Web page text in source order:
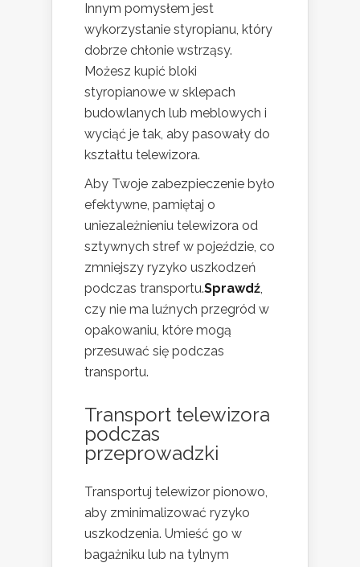
Innym pomysłem jest
wykorzystanie styropianu, który
dobrze chłonie wstrząsy.
Możesz kupić bloki
styropianowe w sklepach
budowlanych lub meblowych i
wyciąć je tak, aby pasowały do
kształtu telewizora.
Aby Twoje zabezpieczenie było
efektywne, pamiętaj o
uniezależnieniu telewizora od
sztywnych stref w pojeździe, co
zmniejszy ryzyko uszkodzeń
podczas transportu.Sprawdź,
czy nie ma luźnych przegród w
opakowaniu, które mogą
przesuwać się podczas
transportu.
Transport telewizora
podczas
przeprowadzki
Transportuj telewizor pionowo,
aby zminimalizować ryzyko
uszkodzenia. Umieść go w
bagażniku lub na tylnym